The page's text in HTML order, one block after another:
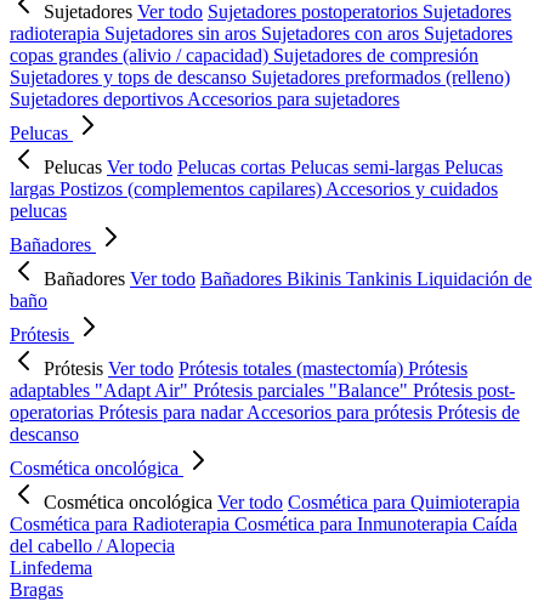
Sujetadores Ver todo Sujetadores postoperatorios Sujetadores
radioterapia Sujetadores sin aros Sujetadores con aros Sujetadores
copas grandes (alivio / capacidad) Sujetadores de compresión
Sujetadores y tops de descanso Sujetadores preformados (relleno)
Sujetadores deportivos Accesorios para sujetadores
Pelucas
Pelucas Ver todo Pelucas cortas Pelucas semi-largas Pelucas
largas Postizos (complementos capilares) Accesorios y cuidados
pelucas
Bañadores
Bañadores Ver todo Bañadores Bikinis Tankinis Liquidación de
baño
Prótesis
Prótesis Ver todo Prótesis totales (mastectomía) Prótesis
adaptables "Adapt Air" Prótesis parciales "Balance" Prótesis post-
operatorias Prótesis para nadarAccesorios para prótesis Prótesis de
descanso
Cosmética oncológica
Cosmética oncológica Ver todo Cosmética para Quimioterapia
Cosmética para Radioterapia Cosmética para Inmunoterapia Caída
del cabello / Alopecia
Linfedema
Bragas